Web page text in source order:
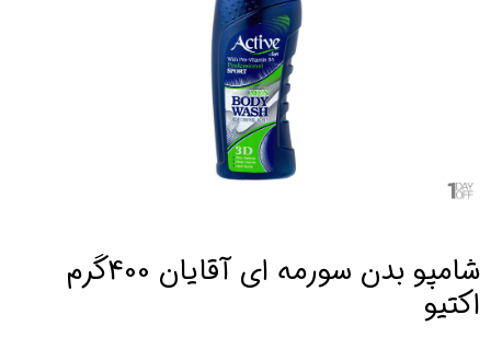
شامپو بدن سورمه ای آقایان 400گرم
اکتیو